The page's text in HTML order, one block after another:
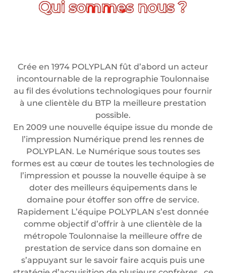
Crée en 1974 POLYPLAN fût d’abord un acteur
incontournable de la reprographie Toulonnaise
au fil des évolutions technologiques pour fournir
à une clientèle du BTP la meilleure prestation
possible.
En 2009 une nouvelle équipe issue du monde de
l’impression Numérique prend les rennes de
POLYPLAN. Le Numérique sous toutes ses
formes est au cœur de toutes les technologies de
l’impression et pousse la nouvelle équipe à se
doter des meilleurs équipements dans le
domaine pour étoffer son offre de service.
Rapidement L’équipe POLYPLAN s’est donnée
comme objectif d’offrir à une clientèle de la
métropole Toulonnaise la meilleure offre de
prestation de service dans son domaine en
s’appuyant sur le savoir faire acquis puis une